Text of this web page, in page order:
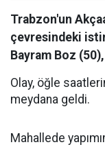
Trabzon'un
çevresindeki
Bayram Boz
Olay, öğle
meydana geldi.
Mahallede